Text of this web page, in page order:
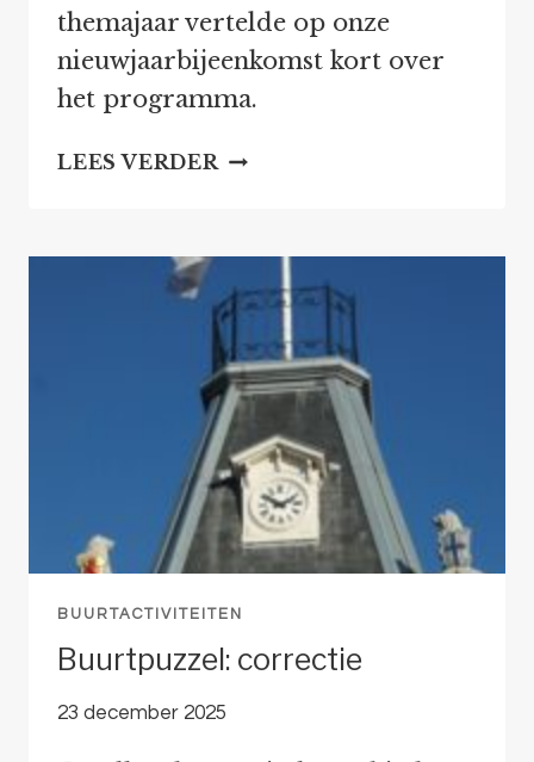
themajaar vertelde op onze
nieuwjaarbijeenkomst kort over
het programma.
LEES VERDER THE
BUURTACTIVITEITEN
Buurtpuzzel: correctie
23 december 2025